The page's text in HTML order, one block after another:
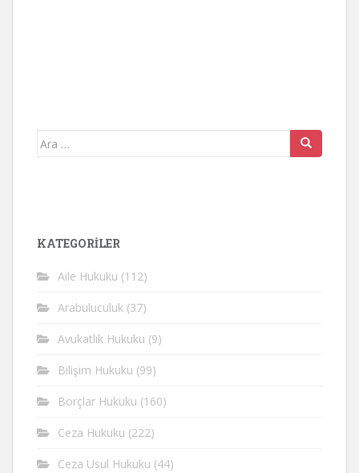
Arama
KATEGORİLER
Aile Hukuku (112)
Arabuluculuk (37)
Avukatlık Hukuku (9)
Bilişim Hukuku (99)
Borçlar Hukuku (160)
Ceza Hukuku (222)
Ceza Usul Hukuku (44)